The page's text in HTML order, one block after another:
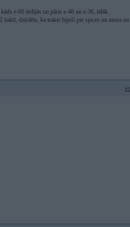
e-60 ārdījās un pāris e-46 un e-36, tālāk
naktī, dzirdēts, ka trakie bijuši pie spices un azura un
#2